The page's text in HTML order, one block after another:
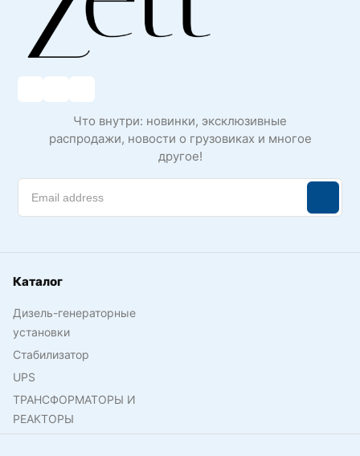
Что внутри: новинки, эксклюзивные
распродажи, новости о грузовиках и многое
другое!
Каталог
Дизель-генераторные
установки
Стабилизатор
UPS
ТРАНСФОРМАТОРЫ И
РЕАКТОРЫ